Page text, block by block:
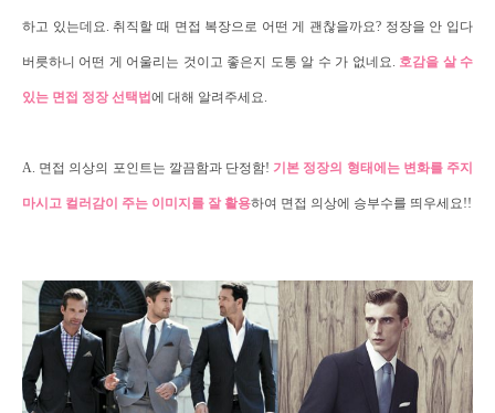
하고 있는데요 .취직할 때 면접 복장으로 어떤 게 괜찮을까요? 정장을 안 입다
버릇하니 어떤 게 어울리는 것이고 좋은지 도통 알 수 가 없네요. 호감을 살 수
있는 면접 정장 선택법에 대해 알려주세요
A. 면접 의상의 포인트는 깔끔함과 단정함! 기본 정장의 형태에는 변화를 주지
마시고 컬러감이 주는 이미지를 잘 활용하여 면접 의상에 승부수를 띄우세요 !!